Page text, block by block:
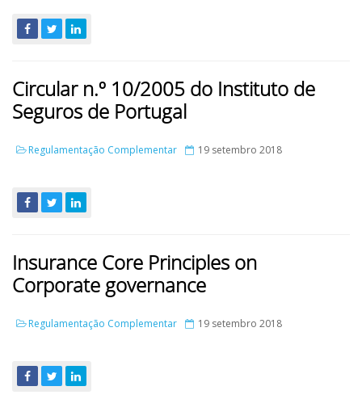
Circular n.º 10/2005 do Instituto de
Seguros de Portugal
Regulamentação Complementar 19 setembro 2018
Insurance Core Principles on
Corporate governance
Regulamentação Complementar 19 setembro 2018